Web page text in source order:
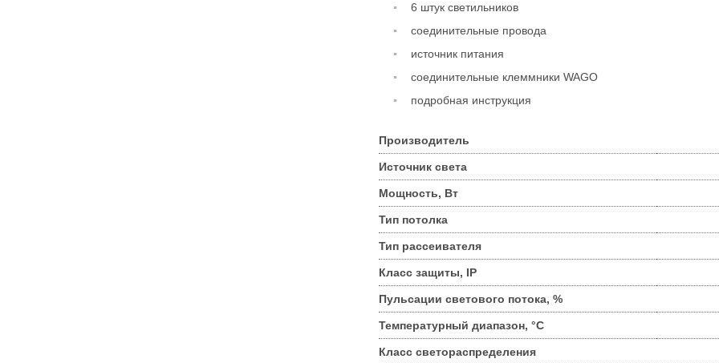
6 штук светильников
соединительные провода
источник питания
соединительные клеммники WAGO
подробная инструкция
Производитель
Источник света
Мощность, Вт
Тип потолка
Тип рассеивателя
Класс защиты, IP
Пульсации светового потока, %
Температурный диапазон, °С
Класс светораспределения